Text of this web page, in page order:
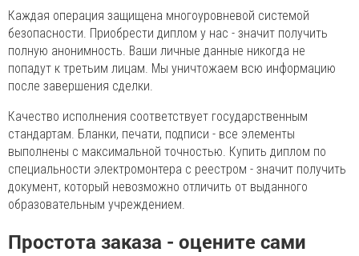
Каждая операция защищена многоуровневой системой
безопасности. Приобрести диплом у нас - значит получить
полную анонимность. Ваши личные данные никогда не
попадут к третьим лицам. Мы уничтожаем всю информацию
после завершения сделки.
Качество исполнения соответствует государственным
стандартам. Бланки, печати, подписи - все элементы
выполнены с максимальной точностью. Купить диплом по
специальности электромонтера с реестром - значит получить
документ, который невозможно отличить от выданного
образовательным учреждением.
Простота заказа - оцените сами